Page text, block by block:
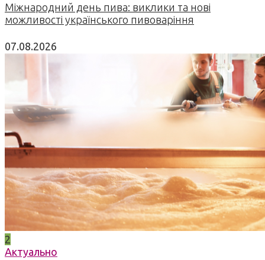
Міжнародний день пива: виклики та нові
можливості українського пивоваріння
07.08.2026
2
Актуально